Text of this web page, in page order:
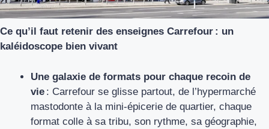
Ce qu’il faut retenir des enseignes Carrefour : un
kaléidoscope bien vivant
Une galaxie de formats pour chaque recoin de
vie : Carrefour se glisse partout, de l’hypermarché
mastodonte à la mini-épicerie de quartier, chaque
format colle à sa tribu, son rythme, sa géographie,